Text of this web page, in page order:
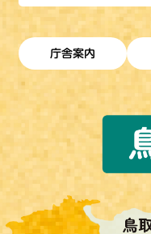
庁舎案内